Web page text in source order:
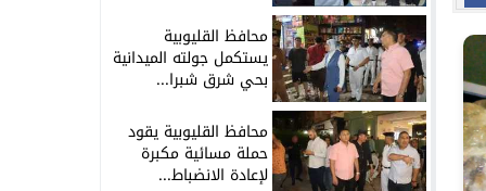
محافظ القليوبية
يستكمل جولته الميدانية
بحي شرق شبرا...
محافظ القليوبية يقود
حملة مسائية مكبرة
لإعادة الانضباط...